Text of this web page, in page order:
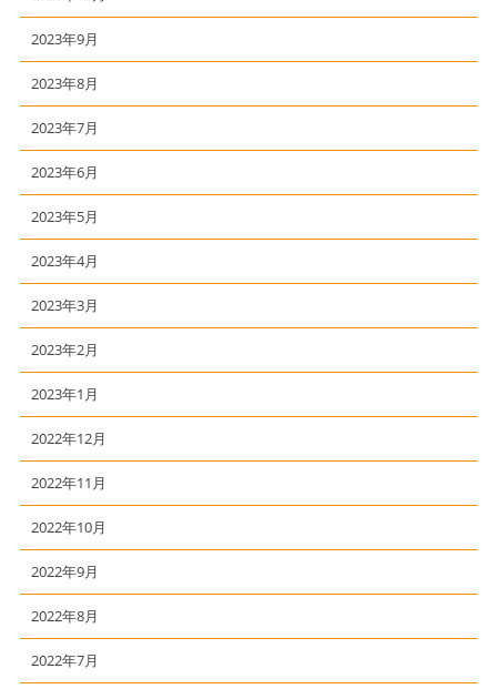
2023年9月
2023年8月
2023年7月
2023年6月
2023年5月
2023年4月
2023年3月
2023年2月
2023年1月
2022年12月
2022年11月
2022年10月
2022年9月
2022年8月
2022年7月